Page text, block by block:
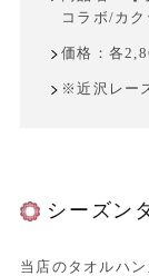
コラボ/カク
価格：各
※近沢レー
シーズン
当店のタオルハ